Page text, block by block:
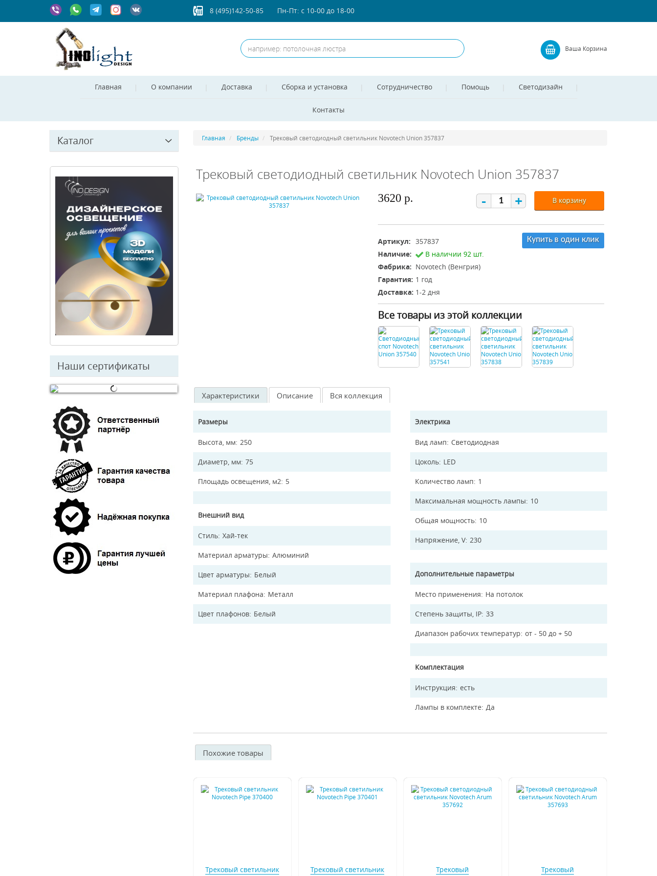
8 (495)142-50-85 Пн-Пт: с 10-00 до 18-00
Ваша Корзина
Главная О компании Доставка Сборка и установка Сотрудничество Помощь Светодизайн
Контакты
Каталог
Наши сертификаты
Главная Бренды Трековый светодиодный светильник Novotech Union 357837
Трековый светодиодный светильник Novotech Union 357837
3620 р. - + В корзину
Артикул: 357837
Наличие:
В наличии 92 шт.
Фабрика: Novotech (Венгрия)
Гарантия: 1 год
Доставка: 1-2 дня
Купить в один клик
Все товары из этой коллекции
Характеристики Описание Вся коллекция
Размеры
Высота, мм 250
Диаметр, мм 75
Площадь освещения, м2 5
Внешний вид
Стиль Хай-тек
Материал арматуры Алюминий
Цвет арматуры Белый
Материал плафона Металл
Цвет плафонов Белый
Электрика
Вид ламп Светодиодная
Цоколь LED
Количество ламп 1
Максимальная мощность лампы 10
Общая мощность 10
Напряжение, V 230
Дополнительные параметры
Место применения На потолок
Степень защиты, IP 33
Диапазон рабочих температур от - 50 до + 50
Комплектация
Инструкция есть
Лампы в комплекте Да
Похожие товары
Трековый светильник
Трековый светильник
Трековый
Трековый